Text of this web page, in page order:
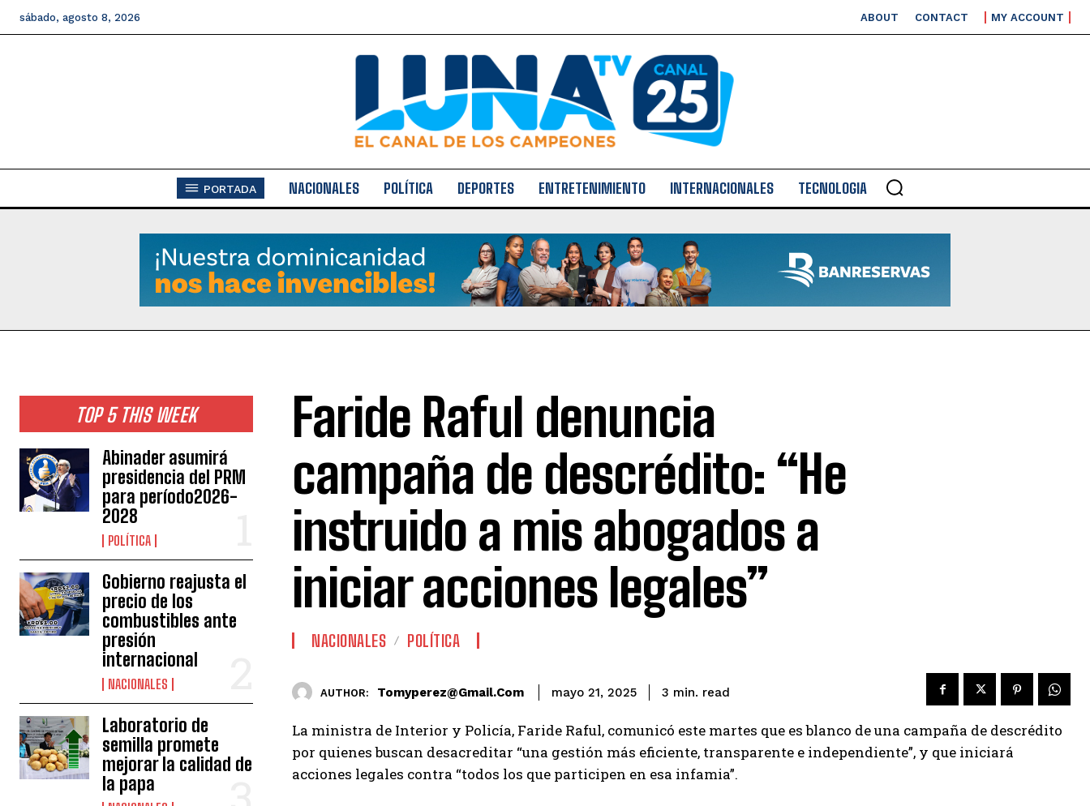
sábado, agosto 8, 2026 ABOUT CONTACT MY ACCOUNT
PORTADA NACIONALES POLÍTICA DEPORTES ENTRETENIMIENTO INTERNACIONALES TECNOLOGIA
TOP 5 THIS WEEK
Abinader asumirá
presidencia del PRM
para período2026-
2028
POLÍTICA
Gobierno reajusta el
precio de los
combustibles ante
presión
internacional
NACIONALES
Laboratorio de
semilla promete
mejorar la calidad de
la papa
Faride Raful denuncia
campaña de descrédito: “He
instruido a mis abogados a
iniciar acciones legales”
NACIONALES POLÍTICA
AUTHOR: Tomyperez@gmail.com mayo 21, 2025 3 min. read
La ministra de Interior y Policía, Faride Raful, comunicó este martes que es blanco de una campaña de descrédito
por quienes buscan desacreditar “una gestión más eficiente, transparente e independiente”, y que iniciará
acciones legales contra “todos los que participen en esa infamia”.